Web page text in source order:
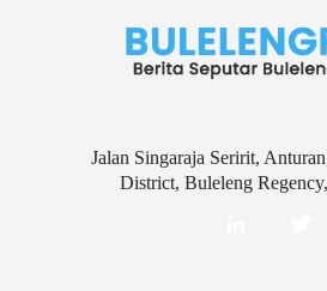
Jalan Singaraja Seririt,
District, Buleleng